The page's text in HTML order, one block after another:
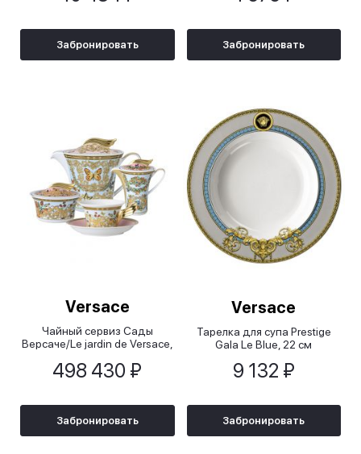
Забронировать Забронировать
Versace
Чайный сервиз Сады
Версаче/Le jardin de Versace,
498 430 ₽
Забронировать
Versace
Тарелка для супа Prestige
Gala Le Blue, 22 см
9 132 ₽
Забронировать